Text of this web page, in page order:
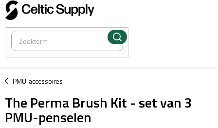
Overslaan
naar
inhoud
PMU-accessoires
/
The Perma Brush Kit - set van 3
PMU-penselen